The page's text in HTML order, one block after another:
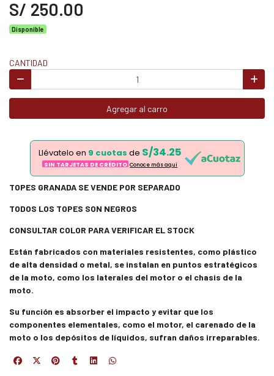
S/ 250.00
Disponible
CANTIDAD
Agregar al carro
Llévatelo en 9 cuotas de S/34.25
SIN TARJETAS DE CRÉDITO Conoce más aqui
TOPES GRANADA SE VENDE POR SEPARADO
TODOS LOS TOPES SON NEGROS
CONSULTAR COLOR PARA VERIFICAR EL STOCK
Están fabricados con materiales resistentes, como plástico
de alta densidad o metal, se instalan en puntos estratégicos
de la moto, como los laterales del motor o el chasis de la
moto.
Su función es absorber el impacto y evitar que los
componentes elementales, como el motor, el carenado de la
moto o los depósitos de líquidos, sufran daños irreparables.